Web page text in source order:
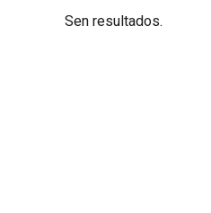
Sen resultados.